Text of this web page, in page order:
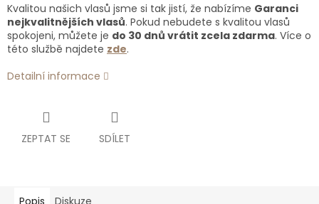
Kvalitou našich vlasů jsme si tak jistí, že nabízíme Garanci
nejkvalitnějších vlasů. Pokud nebudete s kvalitou vlasů
spokojeni, můžete je do 30 dnů vrátit zcela zdarma. Více o
této službě najdete zde.
Detailní informace
ZEPTAT SE SDÍLET
Popis Diskuze